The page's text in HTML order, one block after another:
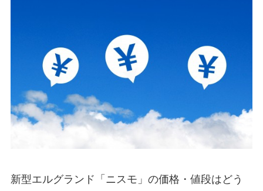
新型エルグランド「ニスモ」の価格・値段はどう